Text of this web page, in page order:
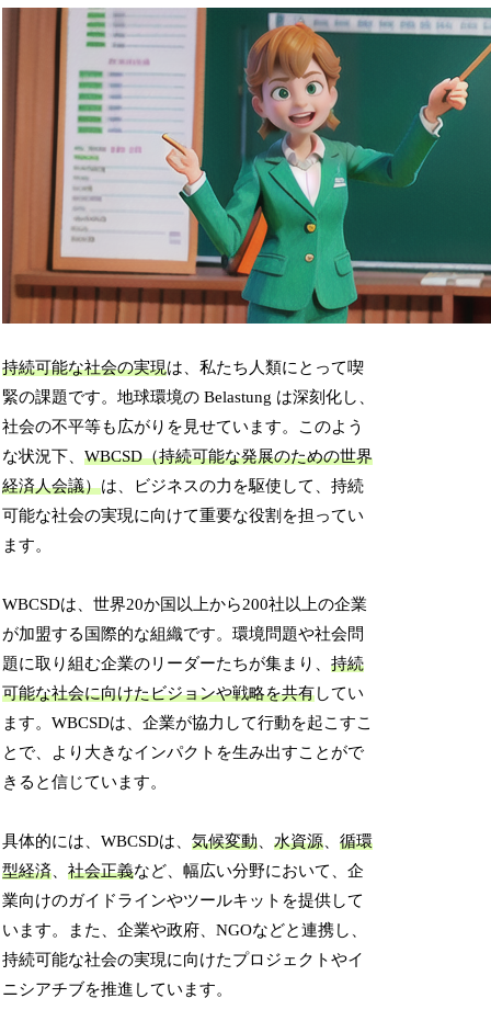
持続可能な社会の実現は、私たち人類にとって喫
緊の課題です。地球環境の Belastung は深刻化し、
社会の不平等も広がりを見せています。このよう
な状況下、WBCSD（持続可能な発展のための世界
経済人会議）は、ビジネスの力を駆使して、持続
可能な社会の実現に向けて重要な役割を担ってい
ます。
WBCSDは、世界20か国以上から200社以上の企業
が加盟する国際的な組織です。環境問題や社会問
題に取り組む企業のリーダーたちが集まり、持続
可能な社会に向けたビジョンや戦略を共有してい
ます。WBCSDは、企業が協力して行動を起こすこ
とで、より大きなインパクトを生み出すことがで
きると信じています。
具体的には、WBCSDは、気候変動、水資源、循環
型経済、社会正義など、幅広い分野において、企
業向けのガイドラインやツールキットを提供して
います。また、企業や政府、NGOなどと連携し、
持続可能な社会の実現に向けたプロジェクトやイ
ニシアチブを推進しています。